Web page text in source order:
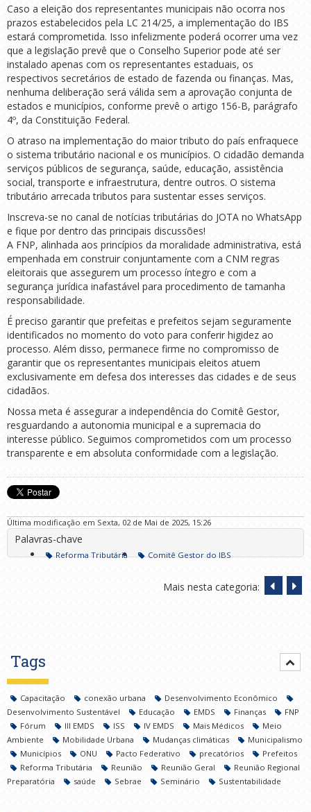
Caso a eleição dos representantes municipais não ocorra nos
prazos estabelecidos pela LC 214/25, a implementação do IBS
estará comprometida. Isso infelizmente poderá ocorrer uma vez
que a legislação prevê que o Conselho Superior pode até ser
instalado apenas com os representantes estaduais, os
respectivos secretários de estado de fazenda ou finanças. Mas,
nenhuma deliberação será válida sem a aprovação conjunta de
estados e municípios, conforme prevê o artigo 156-B, parágrafo
4º, da Constituição Federal.
O atraso na implementação do maior tributo do país enfraquece
o sistema tributário nacional e os municípios. O cidadão demanda
serviços públicos de segurança, saúde, educação, assistência
social, transporte e infraestrutura, dentre outros. O sistema
tributário arrecada tributos para sustentar esses serviços.
Inscreva-se no canal de notícias tributárias do JOTA no WhatsApp
e fique por dentro das principais discussões!
A FNP, alinhada aos princípios da moralidade administrativa, está
empenhada em construir conjuntamente com a CNM regras
eleitorais que assegurem um processo íntegro e com a
segurança jurídica inafastável para procedimento de tamanha
responsabilidade.
É preciso garantir que prefeitas e prefeitos sejam seguramente
identificados no momento do voto para conferir higidez ao
processo. Além disso, permanece firme no compromisso de
garantir que os representantes municipais eleitos atuem
exclusivamente em defesa dos interesses das cidades e de seus
cidadãos.
Nossa meta é assegurar a independência do Comitê Gestor,
resguardando a autonomia municipal e a supremacia do
interesse público. Seguimos comprometidos com um processo
transparente e em absoluta conformidade com a legislação.
Última modificação em Sexta, 02 de Mai de 2025, 15:26
Palavras-chave
Reforma Tributária Comitê Gestor do IBS
Mais nesta categoria:
Tags
Capacitação conexão urbana
Desenvolvimento Econômico
Desenvolvimento Sustentável
Educação EMDS Finanças
FNP
Fórum
III EMDS ISS IV EMDS Mais Médicos
Meio
Ambiente
Mobilidade Urbana Mudanças climáticas
Municipalismo
Municípios
ONU Pacto Federativo precatórios
Prefeitos
Reforma Tributária
Reunião Reunião Geral
Reunião Regional
Preparatória
saúde Sebrae Seminário Sustentabilidade